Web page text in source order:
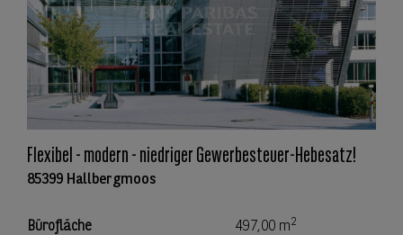
Flexibel - modern - niedriger Gewerbesteuer-Hebesatz!
85399 Hallbergmoos
Bürofläche 497,00 m2